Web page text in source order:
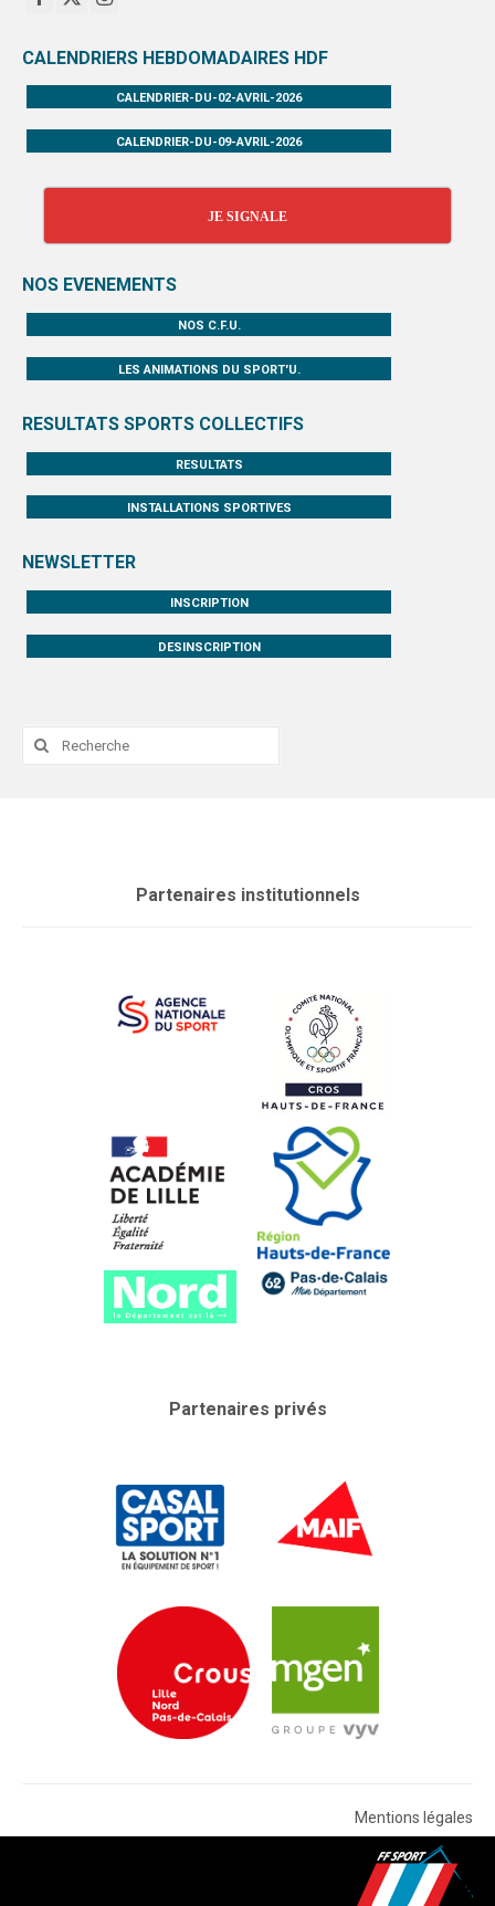
CALENDRIERS HEBDOMADAIRES HDF
CALENDRIER-DU-02-AVRIL-2026
CALENDRIER-DU-09-AVRIL-2026
JE SIGNALE
NOS EVENEMENTS
NOS C.F.U.
LES ANIMATIONS DU SPORT'U.
RESULTATS SPORTS COLLECTIFS
RESULTATS
INSTALLATIONS SPORTIVES
NEWSLETTER
INSCRIPTION
DESINSCRIPTION
Rechercher
Partenaires institutionnels
Partenaires privés
Mentions légales